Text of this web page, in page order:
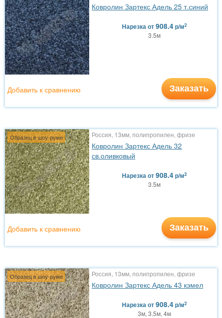
Ковролин Зартекс Адель 25 т.синий
Нарезкаот908.4р/м2
3.5м
Заказать
Добавить к сравнению
Образец в шоу-руме Россия, 13мм, полипропилен, фризе
Ковролин Зартекс Адель 32
св.оливковый
Нарезкаот908.4р/м2
3.5м
Заказать
Добавить к сравнению
Образец в шоу-руме Россия, 13мм, полипропилен, фризе
Ковролин Зартекс Адель 43 кэмел
Нарезкаот908.4р/м2
3м, 3.5м, 4м